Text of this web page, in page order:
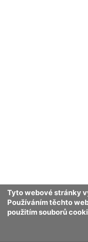
Zdroje
Tyto webové stránky
Používáním těchto
použitím souborů